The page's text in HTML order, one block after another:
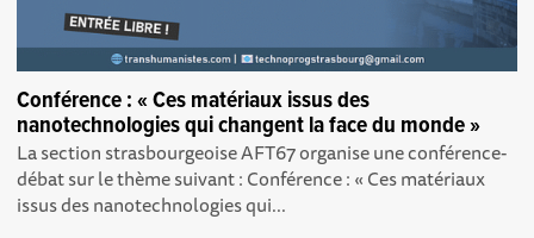
Conférence : « Ces matériaux issus des
nanotechnologies qui changent la face du monde »
La section strasbourgeoise AFT67 organise une conférence-
débat sur le thème suivant : Conférence : « Ces matériaux
issus des nanotechnologies qui...